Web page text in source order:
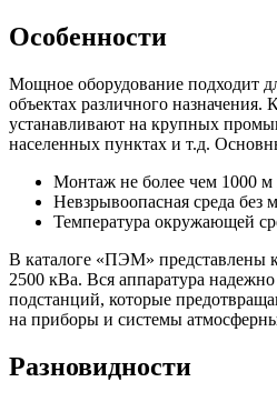
Особенности
Мощное оборудование подходит
объектах различного
устанавливают на крупных
населенных пунктах и т.д.
Монтаж не более чем 1000 м
Невзрывоопасная среда без
Температура окружающей
В каталоге «ПЭМ» представлены
2500 кВа. Вся аппаратура
подстанций, которые
на приборы и системы
Разновидности